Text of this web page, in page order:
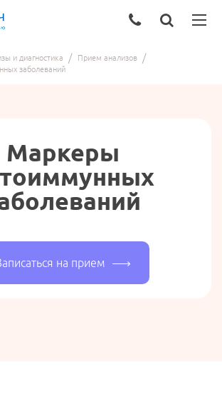
и диагностика
Прием анализов
заболеваний
Маркеры
на прием